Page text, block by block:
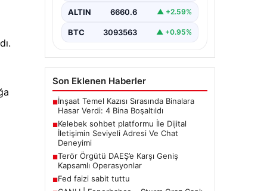
bir biçimde iletişim sağlaması ciddi
Halen pek…
ALTIN 6660.6 ▲ +2.59%
BTC 3093563 ▲ +0.95%
Son Eklenen Haberler
■İnşaat Temel Kazısı Sırasında Binalara
Hasar Verdi: 4 Bina Boşaltıldı
■Kelebek sohbet platformu İle Dijital
İletişimin Seviyeli Adresi Ve Chat
Deneyimi
■Terör Örgütü DAEŞ’e Karşı Geniş
Kapsamlı Operasyonlar
■Fed faizi sabit tuttu